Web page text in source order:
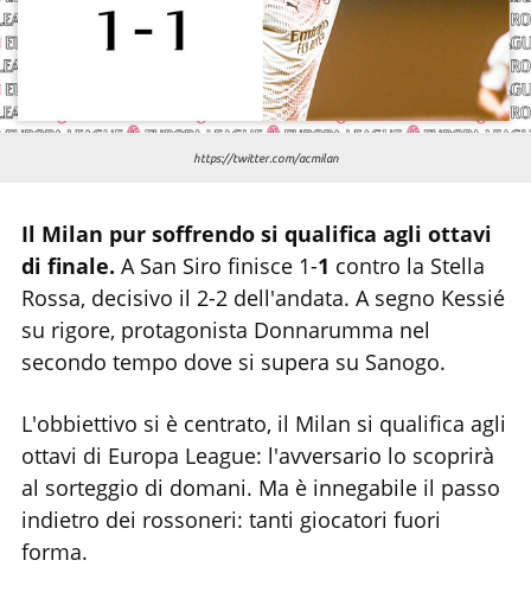
https://twitter.com/acmilan
Il Milan pur soffrendo si qualifica agli ottavi
di finale. A San Siro finisce 1-1 contro la Stella
Rossa, decisivo il 2-2 dell'andata. A segno Kessié
su rigore, protagonista Donnarumma nel
secondo tempo dove si supera su Sanogo.
L'obbiettivo si è centrato, il Milan si qualifica agli
ottavi di Europa League: l'avversario lo scoprirà
al sorteggio di domani. Ma è innegabile il passo
indietro dei rossoneri: tanti giocatori fuori
forma.